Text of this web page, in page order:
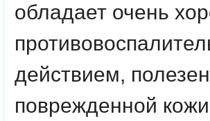
обладает очень
действием,
поврежденной